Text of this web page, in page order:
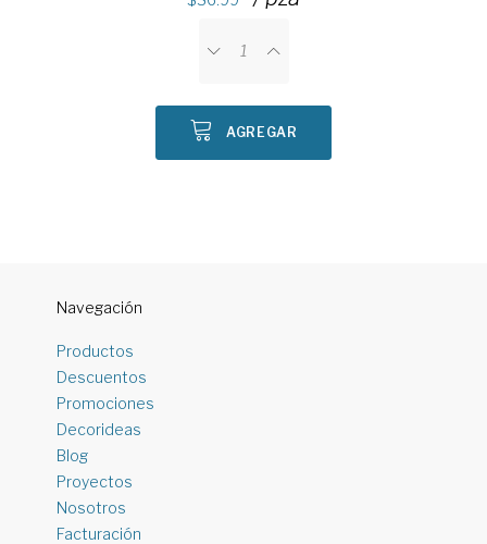
AGREGAR
Navegación
Productos
Descuentos
Promociones
Decorideas
Blog
Proyectos
Nosotros
Facturación